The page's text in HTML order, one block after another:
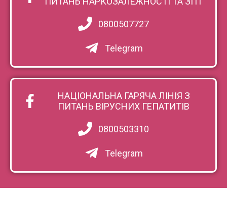
0800507727
Telegram
НАЦІОНАЛЬНА ГАРЯЧА ЛІНІЯ З
ПИТАНЬ ВІРУСНИХ ГЕПАТИТІВ
0800503310
Telegram